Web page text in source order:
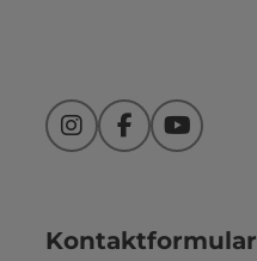
InstagramFacebookYouTube
Kontaktformular